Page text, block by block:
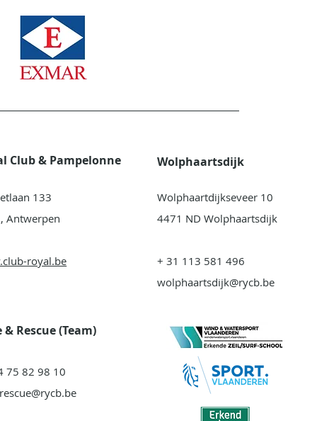
Club & Pampelonne
133
Antwerpen
royal.be
& Rescue (Team)
75 82 98 10
Wolphaartsdijk
Wolphaartdijkseveer 10
4471 ND Wolphaartsdijk
+ 31 113 581 496
wolphaartsdijk@rycb.be